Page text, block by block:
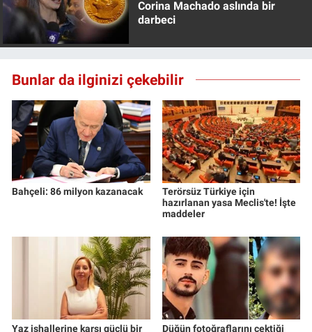
Corina Machado aslında bir
darbeci
Bunlar da ilginizi çekebilir
Bahçeli: 86 milyon kazanacak
Terörsüz Türkiye için
hazırlanan yasa Meclis'te! İşte
maddeler
Yaz ishallerine karşı güçlü bir Düğün fotoğraflarını çektiği
Nedir
Sağlık
Spor
Türkiye'nin Geleceği
Türkiye'nin Gündemi
Yerel Gündem